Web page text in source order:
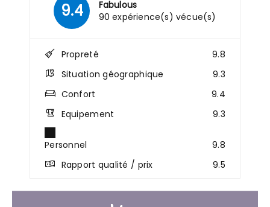
9.4
Fabulous
90 expérience(s) vécue(s)
Propreté
9.8
Situation géographique
9.3
Confort
9.4
Equipement
9.3
Personnel
9.8
Rapport qualité / prix
9.5